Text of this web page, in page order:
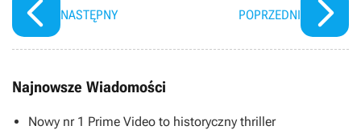
NASTĘPNY POPRZEDNI
Najnowsze Wiadomości
Nowy nr 1 Prime Video to historyczny thriller